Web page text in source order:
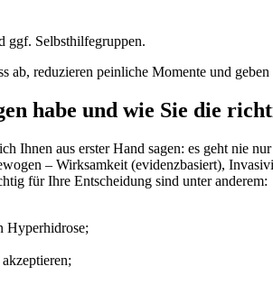
ggf. Selbsthilfegruppen.
reduzieren peinliche‌ Momente und
habe und​ wie Sie⁣ die
Ihnen‍ aus‍ erster Hand sagen: es geht nie
– Wirksamkeit (evidenzbasiert),⁣
für Ihre Entscheidung sind‍ unter anderem:
Hyperhidrose;